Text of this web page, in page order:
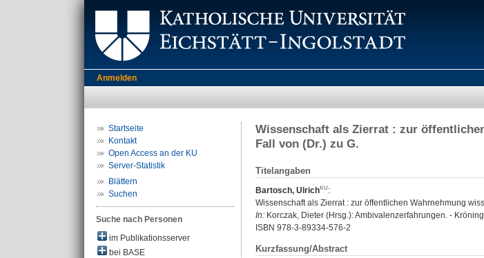
Anmelden
Startseite
Kontakt
Open Access an der KU
Server-Statistik
Blättern
Suchen
Suche nach Personen
im Publikationsserver
bei BASE
Wissenschaft als Zierrat : zur
Fall von (Dr.) zu G.
Titelangaben
Bartosch, Ulrich
:
Wissenschaft als Zierrat : zur öffentlichen Wahrnehmung
In: Korczak, Dieter (Hrsg.): Ambivalenzerfahrungen. -
ISBN 978-3-89334-576-2
Kurzfassung/Abstract